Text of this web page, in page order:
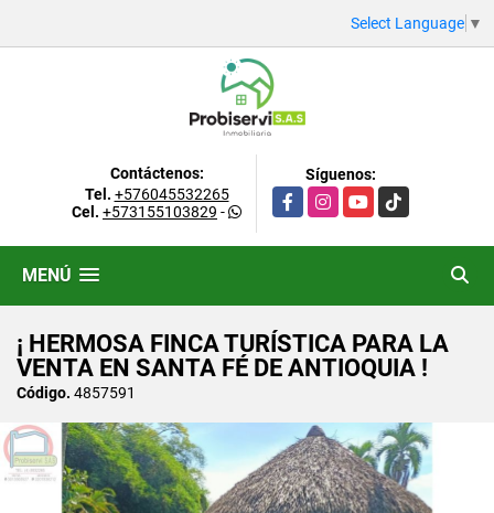
Select Language ▼
Contáctenos:
Tel. +576045532265
Cel. +573155103829 -
Síguenos:
FacebookInstagramYouTubeTikTok
MENÚ
¡ HERMOSA FINCA TURÍSTICA PARA LA
VENTA EN SANTA FÉ DE ANTIOQUIA !
Código. 4857591